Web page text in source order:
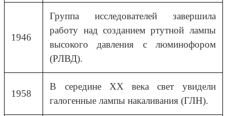
1946
Группа исследователей завершила
работу над созданием ртутной лампы
высокого давления с люминофором
(РЛВД).
1958
В середине XX века свет увидели
галогенные лампы накаливания (ГЛН).